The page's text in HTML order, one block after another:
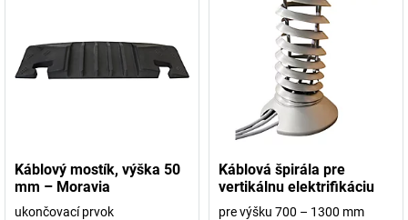
Káblový mostík, výška 50
mm – Moravia
ukončovací prvok
Káblová špirála pre
vertikálnu elektrifikáciu
pre výšku 700 – 1300 mm